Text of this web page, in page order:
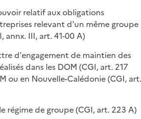
relatif aux obligations
relevant d'un même groupe
annx. III, art. 41-00 A)
d'engagement de maintien des
dans les DOM (CGI, art. 217
ou en Nouvelle-Calédonie (CGI, art.
régime de groupe (CGI, art. 223 A)